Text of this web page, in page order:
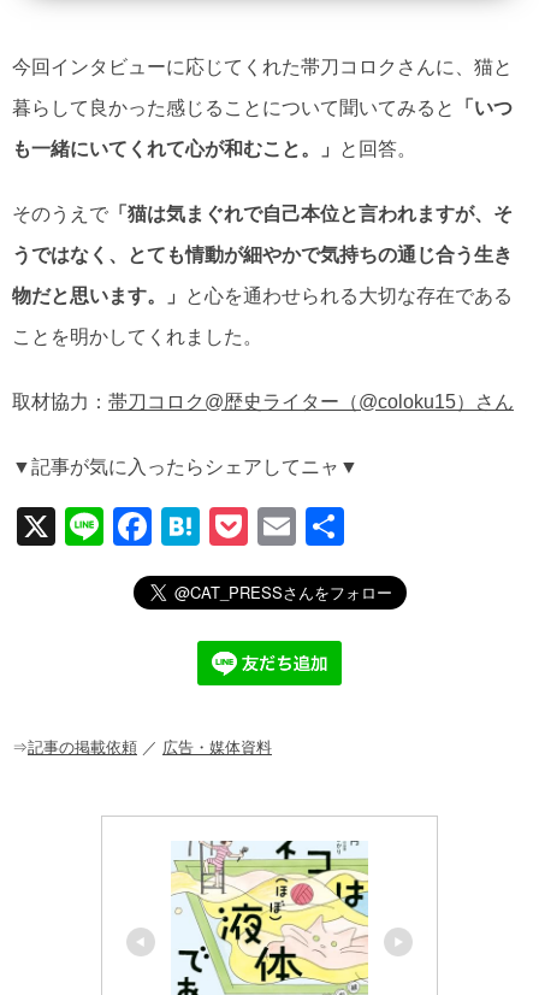
今回インタビューに応じてくれた帯刀コロクさんに、猫と
暮らして良かった感じることについて聞いてみると
「いつ
も一緒にいてくれて心が和むこと。」
と回答。
そのうえで 「猫は気まぐれで自己本位と言われますが、そ
うではなく、とても情動が細やかで気持ちの通じ合う生き
物だと思います。」
と心を通わせられる大切な存在である
ことを明かしてくれました。
取材協力： 帯刀コロク@歴史ライター（@coloku15）さん
▼記事が気に入ったらシェアしてニャ▼
X
Li
F
a
c
o
H
at
e
n
a
P
o
ck
et
E
m
ail
有
⇒記事の掲載依頼 ／ 広告・媒体資料